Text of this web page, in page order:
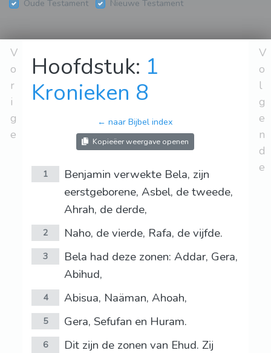
Oude Testament Nieuwe Testament
V
o
r
i
g
e
Hoofdstuk: 1
Kronieken 8
← naar Bijbel index
Kopieëer weergave openen
1
Benjamin verwekte Bela, zijn
eerstgeborene, Asbel, de tweede,
Ahrah, de derde,
2 Naho, de vierde, Rafa, de vijfde.
3
Bela had deze zonen: Addar, Gera,
Abihud,
4 Abisua, Naäman, Ahoah,
5 Gera, Sefufan en Huram.
6 Dit zijn de zonen van Ehud. Zij
V
o
l
g
e
n
d
e